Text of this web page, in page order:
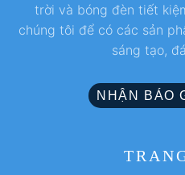
trời và bóng đèn tiết
chúng tôi để có các sản
sáng tạo,
NHẬN BÁO